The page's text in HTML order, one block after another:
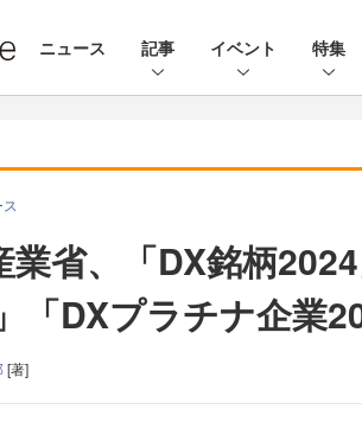
ニュース 記事 イベント 特集
業省、「DX銘柄
「DXプラチナ企業
[著]